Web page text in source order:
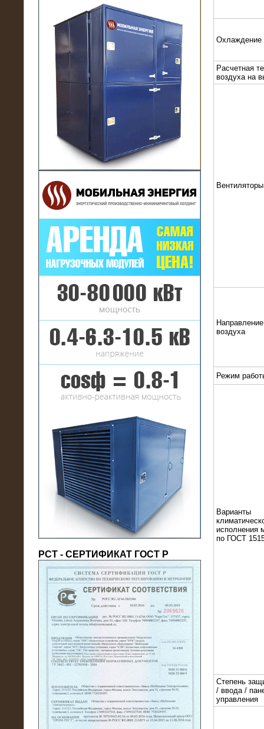
21.03.2017
Комплектная трансформаторная
подстанция 6 МВА (морское
исполнение, IP56)
16.01.2017
Аренда нагрузочного комплекса 22
МВт (10 кВ) на газовое
месторождение
17.10.2016
Резистивный высоковольтный
нагрузочный модуль 5 МВт
(напряжение 6/10 кВ)
21.08.2016
На производственное предприятие
модули 20 МВт (0,4 кВ)
РСТ - СЕРТИФИКАТ ГОСТ Р
Охлаждение
Расчетная
воздуха на
Вентиляторы
воздуха
Режим
Варианты
исполнения
по ГОСТ
Степень
/ ввода /
управления